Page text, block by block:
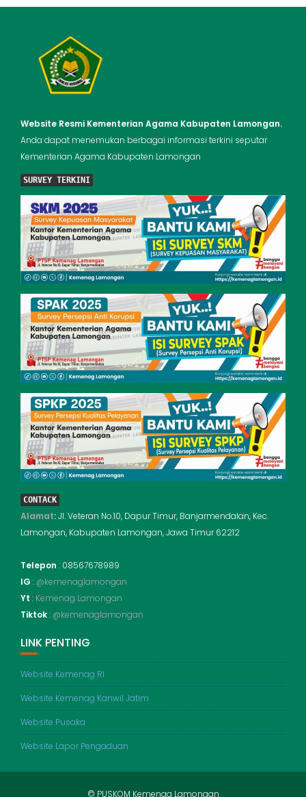
Website Resmi Kementerian Agama Kabupaten Lamongan.
Anda dapat menemukan berbagai informasi terkini seputar
Kementerian Agama Kabupaten Lamongan
SURVEY TERKINI
CONTACK
Alamat:Jl. Veteran No.10, Dapur Timur, Banjarmendalan, Kec.
Lamongan, Kabupaten Lamongan, Jawa Timur 62212
Telepon : 08567678989
IG : @kemenaglamongan
Yt : Kemenag Lamongan
Tiktok: @kemenaglamongan
LINK PENTING
Website Kemenag RI
Website Kemenag Kanwil Jatim
Website Pusaka
Website Lapor Pengaduan
© PUSKOM Kemenag Lamongan